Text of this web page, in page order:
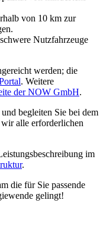
von 10 km zur
Nutzfahrzeuge
werden; die
. Weitere
der NOW GmbH.
und begleiten Sie bei dem
wir alle erforderlichen
im
.
die für Sie passende
gelingt!